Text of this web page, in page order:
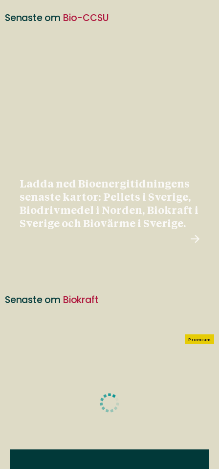
Senaste om Bio-CCSU
Ladda ned Bioenergitidningens
senaste kartor: Pellets i Sverige,
Biodrivmedel i Norden, Biokraft i
Sverige och Biovärme i Sverige.
Senaste om Biokraft
Premium